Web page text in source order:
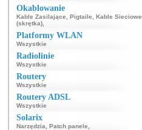
Okablowanie
Kable Zasilające Pigtaile
Kable Sieciowe
(skrętka)
Platformy WLAN
Wszystkie
Radiolinie
Wszystkie
Routery
Wszystkie
Routery ADSL
Wszystkie
Solarix
Narzędzia Patch panele